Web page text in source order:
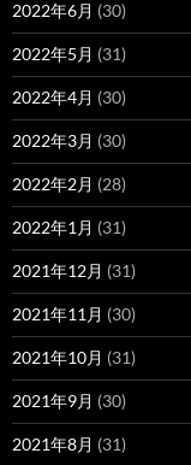
2022年6月 (30)
2022年5月 (31)
2022年4月 (30)
2022年3月 (30)
2022年2月 (28)
2022年1月 (31)
2021年12月 (31)
2021年11月 (30)
2021年10月 (31)
2021年9月 (30)
2021年8月 (31)